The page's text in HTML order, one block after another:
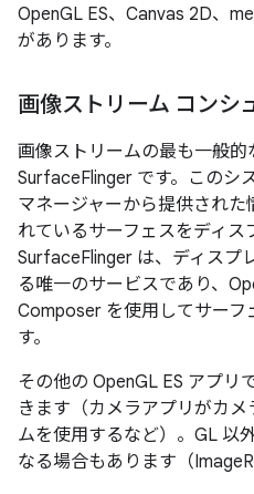
OpenGL ES、Canvas 2D、
があります。
画像ストリーム コンシ
画像ストリームの最も一般的
SurfaceFlinger です。このシ
マネージャーから提供され
れているサーフェスをディス
SurfaceFlinger は、ディスプ
る唯一のサービスであり、
Composer を使用してサーフ
す。
その他の OpenGL ES アプリ
きます（カメラアプリがカ
ムを使用するなど）。GL 以
なる場合もあります（